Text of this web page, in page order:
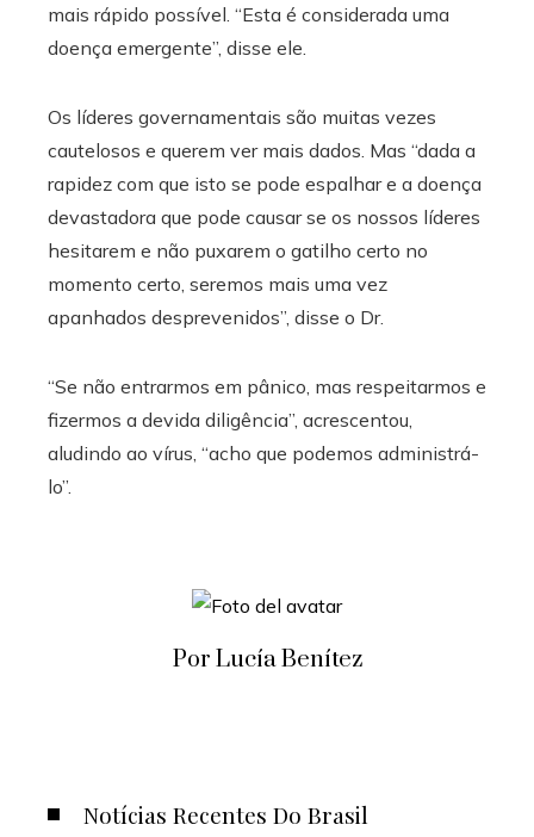
mais rápido possível. “Esta é considerada uma
doença emergente”, disse ele.
Os líderes governamentais são muitas vezes
cautelosos e querem ver mais dados. Mas “dada a
rapidez com que isto se pode espalhar e a doença
devastadora que pode causar se os nossos líderes
hesitarem e não puxarem o gatilho certo no
momento certo, seremos mais uma vez
apanhados desprevenidos”, disse o Dr.
“Se não entrarmos em pânico, mas respeitarmos e
fizermos a devida diligência”, acrescentou,
aludindo ao vírus, “acho que podemos administrá-
lo”.
Por Lucía Benítez
Notícias Recentes Do Brasil